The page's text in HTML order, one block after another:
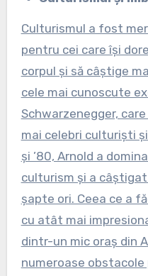
Culturismul a fost
pentru cei care își
corpul și să câștige
cele mai cunoscute
Schwarzenegger,
mai celebri culturiști
și ’80, Arnold a
culturism și a
șapte ori. Ceea ce a
cu atât mai
dintr-un mic oraș din
numeroase